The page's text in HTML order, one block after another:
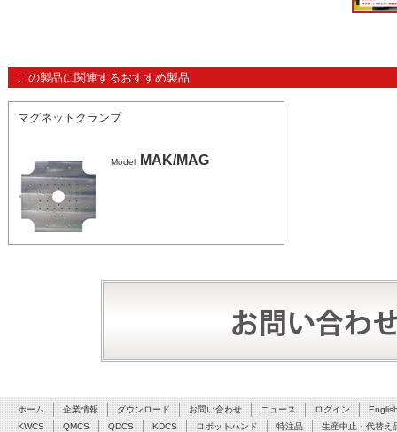
この製品に関連するおすすめ製品
マグネットクランプ
Model MAK/MAG
ホーム 企業情報 ダウンロード お問い合わせ ニュース ログイン
KWCS
QMCS QDCS KDCS ロボットハンド 特注品 生産中止・代替え